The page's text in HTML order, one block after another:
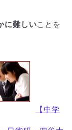
に難しいことを
【中学